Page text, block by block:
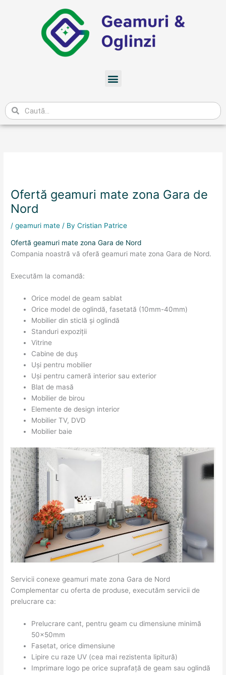
Meniu
Caută
Ofertă geamuri mate zona Gara de
Nord
/geamuri mate / ByCristian Patrice
Ofertă geamuri mate zona Gara de Nord
Compania noastră vă oferă geamuri mate zona Gara de Nord.
Executăm la comandă:
Orice model de geam sablat
Orice model de oglindă, fasetată (10mm-40mm)
Mobilier din sticlă și oglindă
Standuri expoziții
Vitrine
Cabine de duș
Uși pentru mobilier
Uși pentru cameră interior sau exterior
Blat de masă
Mobilier de birou
Elemente de design interior
Mobilier TV, DVD
Mobilier baie
Servicii conexe geamuri mate zona Gara de Nord
Complementar cu oferta de produse, executăm servicii de
prelucrare ca:
Prelucrare cant, pentru geam cu dimensiune minimă
50x50mm
Fasetat, orice dimensiune
Lipire cu raze UV (cea mai rezistenta lipitură)
Imprimare logo pe orice suprafață de geam sau oglindă